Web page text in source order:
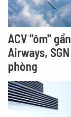
ACV "ôm"
Airways,
phòng